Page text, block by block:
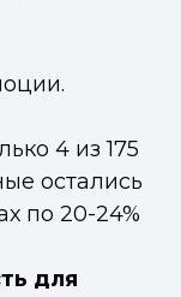
4 из 175
остались
по 20-24%
для